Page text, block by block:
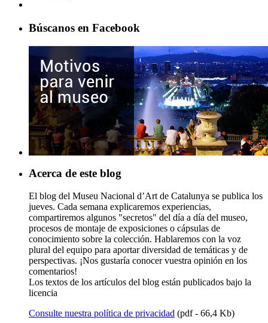
Búscanos en Facebook
Acerca de este blog
El blog del Museu Nacional d’Art de Catalunya se publica los
jueves. Cada semana explicaremos experiencias,
compartiremos algunos "secretos" del día a día del museo,
procesos de montaje de exposiciones o cápsulas de
conocimiento sobre la colección. Hablaremos con la voz
plural del equipo para aportar diversidad de temáticas y de
perspectivas. ¡Nos gustaría conocer vuestra opinión en los
comentarios!
Los textos de los artículos del blog están publicados bajo la
licencia
Consulte nuestra política de privacidad (pdf - 66,4 Kb)